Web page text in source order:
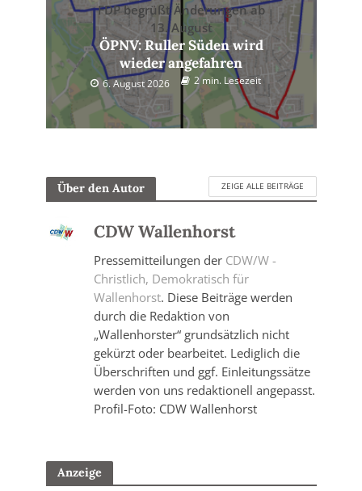
FDP begrüßt Änderungen ab
13. August
ÖPNV: Ruller Süden wird
wieder angefahren
6. August 2026 2 min. Lesezeit
Über den Autor ZEIGE ALLE BEITRÄGE
CDW Wallenhorst
Pressemitteilungen der CDW/W -
Christlich, Demokratisch für
Wallenhorst. Diese Beiträge werden
durch die Redaktion von
„Wallenhorster“ grundsätzlich nicht
gekürzt oder bearbeitet. Lediglich die
Überschriften und ggf. Einleitungssätze
werden von uns redaktionell angepasst.
Profil-Foto: CDW Wallenhorst
Anzeige